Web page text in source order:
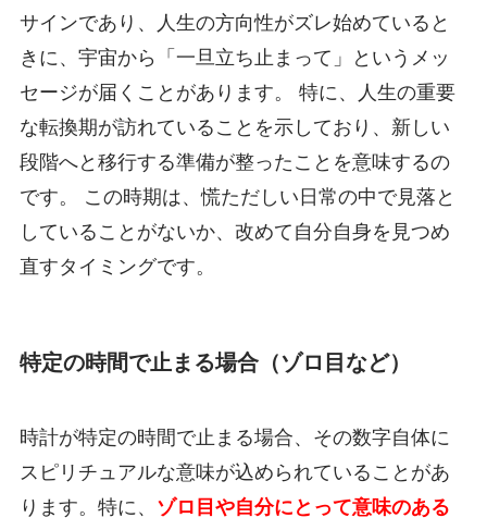
サインであり、人生の方向性がズレ始めていると
きに、宇宙から「一旦立ち止まって」というメッ
セージが届くことがあります。 特に、人生の重要
な転換期が訪れていることを示しており、新しい
段階へと移行する準備が整ったことを意味するの
です。 この時期は、慌ただしい日常の中で見落と
していることがないか、改めて自分自身を見つめ
直すタイミングです。
特定の時間で止まる場合（ゾロ目など）
時計が特定の時間で止まる場合、その数字自体に
スピリチュアルな意味が込められていることがあ
ります。特に、 ゾロ目や自分にとって意味のある